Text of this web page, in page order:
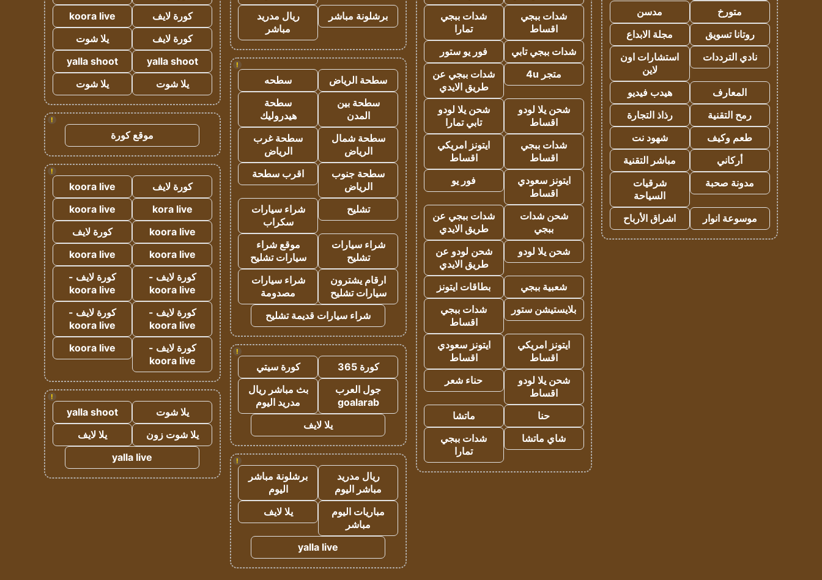
متورخ
مدسن
روتانا تسويق
مجلة الابداع
نادي الترددات
استشارات اون
لاين
المعارف
هيدب فيديو
رمح التقنية
رذاذ التجارة
طعم وكيف
شهود نت
أركاني
مباشر التقنية
مدونة صحبة
شرقيات
السياحة
موسوعة انوار
اشراق الأرباح
شدات ببجي
اقساط
شدات ببجي
تمارا
شدات ببجي تابي
فور يو ستور
متجر 4u
شدات ببجي عن
طريق الايدي
شحن يلا لودو
اقساط
شحن يلا لودو
تابي تمارا
شدات ببجي
اقساط
ايتونز امريكي
اقساط
ايتونز سعودي
اقساط
فور يو
شحن شدات
ببجي
شدات ببجي عن
طريق الايدي
شحن يلا لودو
شحن لودو عن
طريق الايدي
شعبية ببجي
بطاقات ايتونز
بلايستيشن ستور
شدات ببجي
اقساط
ايتونز امريكي
اقساط
ايتونز سعودي
اقساط
شحن يلا لودو
اقساط
حناء شعر
حنا
ماتشا
شاي ماتشا
شدات ببجي
تمارا
برشلونة مباشر
ريال مدريد
مباشر
!
سطحة الرياض
سطحه
سطحة بين
المدن
سطحة
هيدروليك
سطحة شمال
الرياض
سطحة غرب
الرياض
سطحة جنوب
الرياض
اقرب سطحة
تشليح
شراء سيارات
سكراب
شراء سيارات
تشليح
موقع شراء
سيارات تشليح
ارقام يشترون
سيارات تشليح
شراء سيارات
مصدومة
شراء سيارات قديمة تشليح
!
كورة 365
كورة سيتي
جول العرب
goalarab
بث مباشر ريال
مدريد اليوم
يلا لايف
!
ريال مدريد
مباشر اليوم
برشلونة مباشر
اليوم
مباريات اليوم
مباشر
يلا لايف
yalla live
كورة لايف
koora live
كورة لايف
يلا شوت
yalla shoot
yalla shoot
يلا شوت
يلا شوت
!
موقع كورة
!
كورة لايف
koora live
kora live
koora live
koora live
كورة لايف
koora live
koora live
كورة لايف -
koora live
كورة لايف -
koora live
كورة لايف -
koora live
كورة لايف -
koora live
كورة لايف -
koora live
koora live
!
يلا شوت
yalla shoot
يلا شوت زون
يلا لايف
yalla live